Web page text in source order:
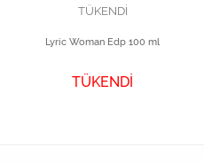
TÜKENDİ
Lyric Woman Edp 100 ml
TÜKENDİ